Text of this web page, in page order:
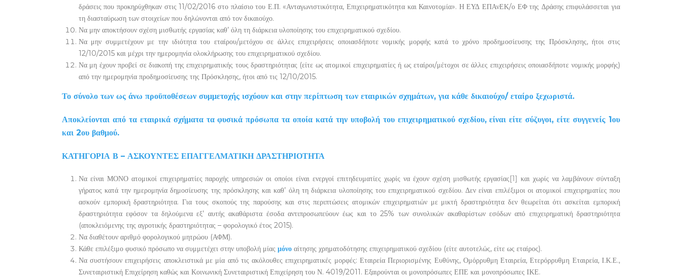
δράσεις που προκηρύχθηκαν στις 11/02/2016 στο πλαίσιο του Ε.Π. «Ανταγωνιστικότητα, Επιχειρηματικότητα και Καινοτομία». Η ΕΥΔ ΕΠΑνΕΚ/ο ΕΦ της Δράσης επιφυλάσσεται για
τη διασταύρωση των στοιχείων που δηλώνονται από τον δικαιούχο.
Να μην αποκτήσουν σχέση μισθωτής εργασίας καθ’ όλη τη διάρκεια υλοποίησης του επιχειρηματικού σχεδίου.
Να μην συμμετέχουν με την ιδιότητα του εταίρου/μετόχου σε άλλες επιχειρήσεις οποιασδήποτε νομικής μορφής κατά το χρόνο προδημοσίευσης της Πρόσκλησης, ήτοι στις
12/10/2015 και μέχρι την ημερομηνία ολοκλήρωσης του επιχειρηματικού σχεδίου.
Να μη έχουν προβεί σε διακοπή της επιχειρηματικής τους δραστηριότητας (είτε ως ατομικοί επιχειρηματίες ή ως εταίροι/μέτοχοι σε άλλες επιχειρήσεις οποιασδήποτε νομικής μορφής)
από την ημερομηνία προδημοσίευσης της Πρόσκλησης, ήτοι από τις 12/10/2015.
Το σύνολο των ως άνω προϋποθέσεων συμμετοχής ισχύουν και στην περίπτωση των εταιρικών σχημάτων, για κάθε δικαιούχο/ εταίρο ξεχωριστά.
Αποκλείονται από τα εταιρικά σχήματα τα φυσικά πρόσωπα τα οποία κατά την υποβολή του επιχειρηματικού σχεδίου, είναι είτε σύζυγοι, είτε συγγενείς 1ου
και 2ου βαθμού.
ΚΑΤΗΓΟΡΙΑ Β – ΑΣΚΟΥΝΤΕΣ ΕΠΑΓΓΕΛΜΑΤΙΚΗ ΔΡΑΣΤΗΡΙΟΤΗΤΑ
Να είναι ΜΟΝΟ ατομικοί επιχειρηματίες παροχής υπηρεσιών οι οποίοι είναι ενεργοί επιτηδευματίες χωρίς να έχουν σχέση μισθωτής εργασίας[1] και χωρίς να λαμβάνουν σύνταξη
γήρατος κατά την ημερομηνία δημοσίευσης της πρόσκλησης και καθ’ όλη τη διάρκεια υλοποίησης του επιχειρηματικού σχεδίου. Δεν είναι επιλέξιμοι οι ατομικοί επιχειρηματίες που
ασκούν εμπορική δραστηριότητα. Για τους σκοπούς της παρούσης και στις περιπτώσεις ατομικών επιχειρηματιών με μικτή δραστηριότητα δεν θεωρείται ότι ασκείται εμπορική
δραστηριότητα εφόσον τα δηλούμενα εξ’ αυτής ακαθάριστα έσοδα αντιπροσωπεύουν έως και το 25% των συνολικών ακαθαρίστων εσόδων από επιχειρηματική δραστηριότητα
(αποκλειόμενης της αγροτικής δραστηριότητας – φορολογικό έτος 2015).
Να διαθέτουν αριθμό φορολογικού μητρώου (ΑΦΜ).
Κάθε επιλέξιμο φυσικό πρόσωπο να συμμετέχει στην υποβολή μίας μόνοαίτησης χρηματοδότησης επιχειρηματικού σχεδίου (είτε αυτοτελώς, είτε ως εταίρος).
Να συστήσουν επιχειρήσεις αποκλειστικά με μία από τις ακόλουθες επιχειρηματικές μορφές: Εταιρεία Περιορισμένης Ευθύνης, Ομόρρυθμη Εταιρεία, Ετερόρρυθμη Εταιρεία, Ι.Κ.Ε.,
Συνεταιριστική Επιχείρηση καθώς και Κοινωνική Συνεταιριστική Επιχείρηση του Ν. 4019/2011. Εξαιρούνται οι μονοπρόσωπες ΕΠΕ και μονοπρόσωπες ΙΚΕ.